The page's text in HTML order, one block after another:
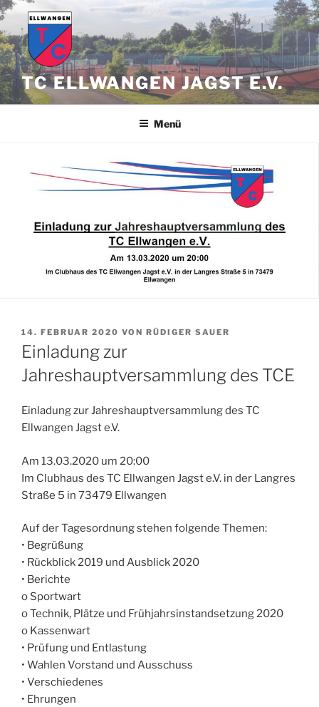
Zum
Inhalt
springen
TC ELLWANGEN JAGST E.V.
Menü
VERÖFFENTLICHT
AM
14. FEBRUAR 2020 VON RÜDIGER SAUER
Einladung zur
Jahreshauptversammlung des TCE
Einladung zur Jahreshauptversammlung des TC
Ellwangen Jagst e.V.
Am 13.03.2020 um 20:00
Im Clubhaus des TC Ellwangen Jagst e.V. in der Langres
Straße 5 in 73479 Ellwangen
Auf der Tagesordnung stehen folgende Themen:
• Begrüßung
• Rückblick 2019 und Ausblick 2020
• Berichte
o Sportwart
o Technik, Plätze und Frühjahrsinstandsetzung 2020
o Kassenwart
• Prüfung und Entlastung
• Wahlen Vorstand und Ausschuss
• Verschiedenes
• Ehrungen